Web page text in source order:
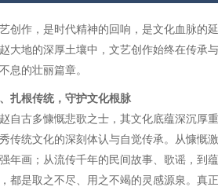
创作，是时代精神的回响，是文化血脉的
大地的深厚土壤中，文艺创作始终在传承
息的壮丽篇章。
扎根传统，守护文化根脉
自古多慷慨悲歌之士，其文化底蕴深沉厚
传统文化的深刻体认与自觉传承。从慷慨
年画；从流传千年的民间故事、歌谣，到
都是取之不尽、用之不竭的灵感源泉。真